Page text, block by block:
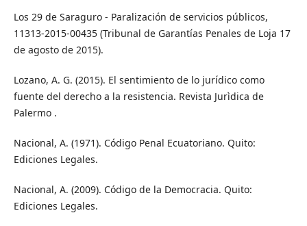
Los 29 de Saraguro - Paralización de servicios públicos,
11313-2015-00435 (Tribunal de Garantías Penales de Loja 17
de agosto de 2015).
Lozano, A. G. (2015). El sentimiento de lo jurídico como
fuente del derecho a la resistencia. Revista Jurìdica de
Palermo .
Nacional, A. (1971). Código Penal Ecuatoriano. Quito:
Ediciones Legales.
Nacional, A. (2009). Código de la Democracia. Quito:
Ediciones Legales.